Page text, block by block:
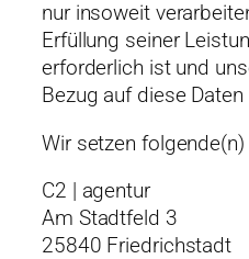
nur insoweit
Erfüllung seiner
erforderlich ist und
Bezug auf diese
Wir setzen
C2 | agentur
Am Stadtfeld 3
25840 Friedrichstadt